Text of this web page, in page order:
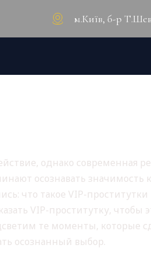
м.Київ, б-р
однако современная
осознавать значимость
что такое VIP-
VIP-проститутку, чтобы
те моменты, которые
осознанный выбор.